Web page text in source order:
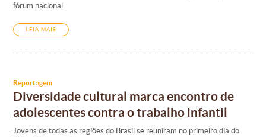
fórum nacional.
LEIA MAIS
Reportagem
Diversidade cultural marca encontro de
adolescentes contra o trabalho infantil
Jovens de todas as regiões do Brasil se reuniram no primeiro dia do